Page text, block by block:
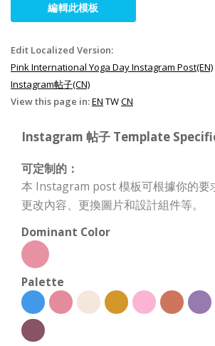
編輯此模板
Edit Localized Version:
Pink International Yoga Day Instagram Post(EN)
Instagram帖子(CN)
View this page in:EN TWCN
Instagram 帖子 Template
可定制的：
本 Instagram post 模板可根據你的要
更改內容、更換圖片和設計組件等。
Dominant Color
Palette